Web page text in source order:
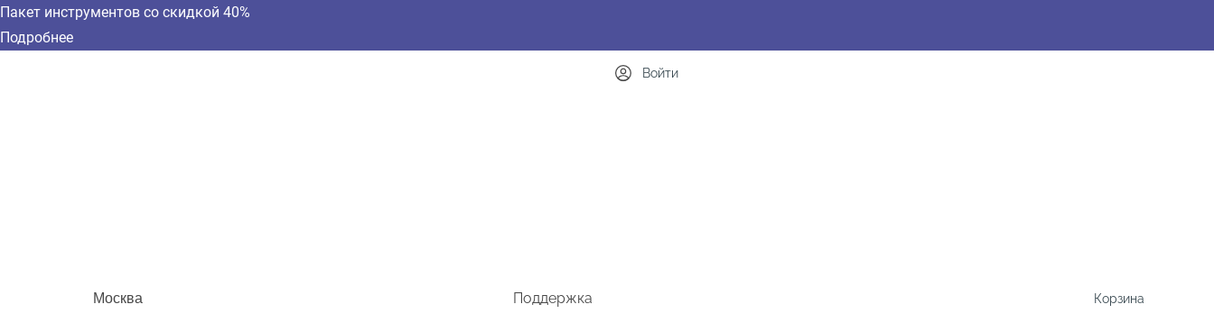
Пакет инструментов со скидкой 40%
Подробнее
Москва Поддержка
Войти
Корзина